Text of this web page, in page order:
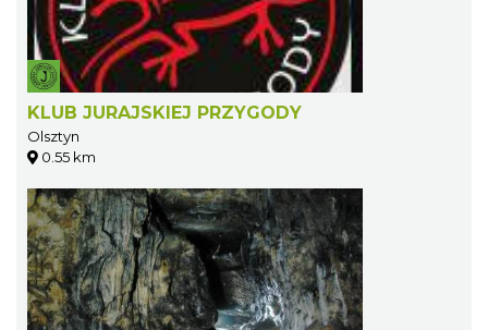
KLUB JURAJSKIEJ PRZYGODY
Olsztyn
0.55 km